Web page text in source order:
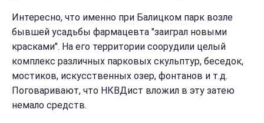
Интересно, что именно при Балицком парк возле
бывшей усадьбы фармацевта "заиграл новыми
красками". На его территории соорудили целый
комплекс различных парковых скульптур, беседок,
мостиков, искусственных озер, фонтанов и т.д.
Поговаривают, что НКВДист вложил в эту затею
немало средств.